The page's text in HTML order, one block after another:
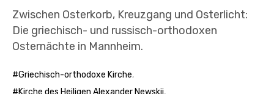
Zwischen Osterkorb, Kreuzgang und Osterlicht:
Die griechisch- und russisch-orthodoxen
Osternächte in Mannheim.
Griechisch-orthodoxe Kirche,
Kirche des Heiligen Alexander Newskij,